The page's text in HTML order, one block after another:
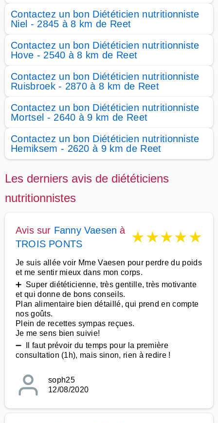
Contactez un bon Diététicien nutritionniste
Niel - 2845 à 8 km de Reet
Contactez un bon Diététicien nutritionniste
Hove - 2540 à 8 km de Reet
Contactez un bon Diététicien nutritionniste
Ruisbroek - 2870 à 8 km de Reet
Contactez un bon Diététicien nutritionniste
Mortsel - 2640 à 9 km de Reet
Contactez un bon Diététicien nutritionniste
Hemiksem - 2620 à 9 km de Reet
Les derniers avis de diététiciens
nutritionnistes
Avis sur Fanny Vaesen à
TROIS PONTS
★★★★★
Je suis allée voir Mme Vaesen pour perdre du poids
et me sentir mieux dans mon corps.
➕ Super diététicienne, très gentille, très motivante
et qui donne de bons conseils.
Plan alimentaire bien détaillé, qui prend en compte
nos goûts.
Plein de recettes sympas reçues.
Je me sens bien suivie!
➖ Il faut prévoir du temps pour la première
consultation (1h), mais sinon, rien à redire !
soph25
12/08/2020